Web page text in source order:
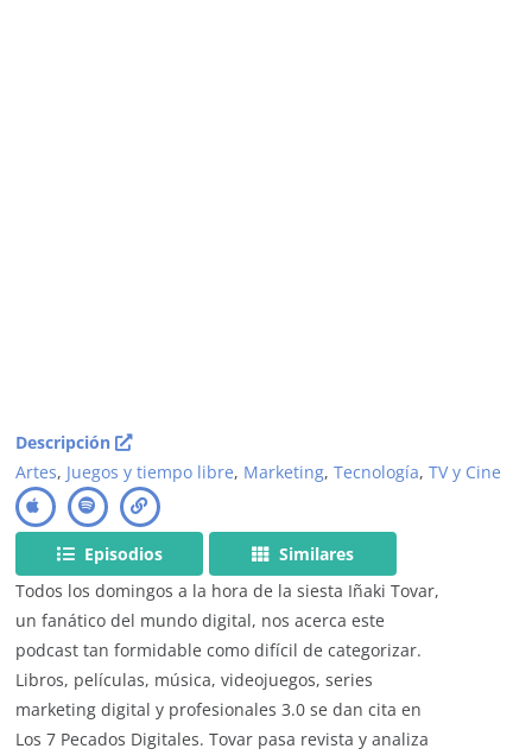
Descripción
Artes, Juegos y tiempo libre, Marketing,Tecnología,TV y Cine
Episodios
Similares
Todos los domingos a la hora de la siesta Iñaki Tovar,
un fanático del mundo digital, nos acerca este
podcast tan formidable como difícil de categorizar.
Libros, películas, música, videojuegos, series
marketing digital y profesionales 3.0 se dan cita en
Los 7 Pecados Digitales. Tovar pasa revista y analiza